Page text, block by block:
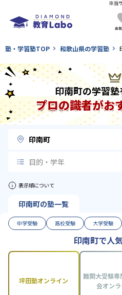
塾・学習塾TOP 和歌山県の学習塾
印南町の学習
プロの識者がお
印南町
目的・学年
表示順について
印南町の塾一覧
中学受験 高校受験 大学受験
印南町で人
坪田塾オンライン
難関大受験専
会オン